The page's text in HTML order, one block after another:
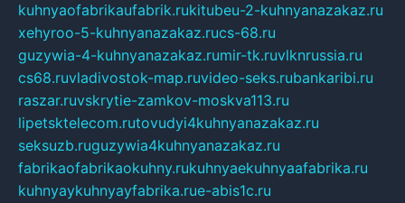
kuhnyaofabrikaufabrik.rukitubeu-2-kuhnyanazakaz.ru
xehyroo-5-kuhnyanazakaz.rucs-68.ru
guzywia-4-kuhnyanazakaz.rumir-tk.ruvlknrussia.ru
cs68.ruvladivostok-map.ruvideo-seks.rubankaribi.ru
raszar.ruvskrytie-zamkov-moskva113.ru
lipetsktelecom.rutovudyi4kuhnyanazakaz.ru
seksuzb.ruguzywia4kuhnyanazakaz.ru
fabrikaofabrikaokuhny.rukuhnyaekuhnyaafabrika.ru
kuhnyaykuhnyayfabrika.rue-abis1c.ru